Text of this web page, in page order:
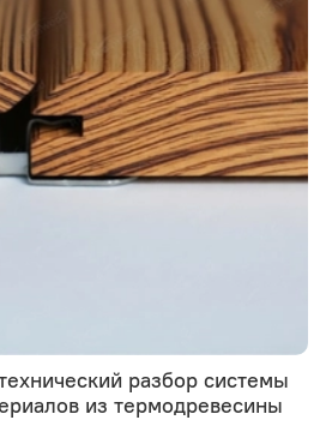
разбор системы
из термодревесины